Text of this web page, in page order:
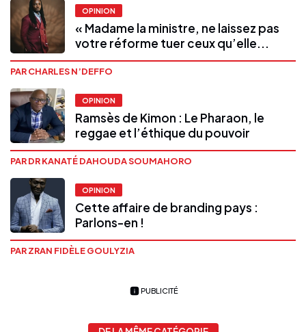
OPINION
« Madame la ministre, ne laissez pas
votre réforme tuer ceux qu’elle...
PAR CHARLES N’DEFFO
OPINION
Ramsès de Kimon : Le Pharaon, le
reggae et l’éthique du pouvoir
PAR DR KANATÉ DAHOUDA SOUMAHORO
OPINION
Cette affaire de branding pays :
Parlons-en !
PAR ZRAN FIDÈLE GOULYZIA
PUBLICITÉ